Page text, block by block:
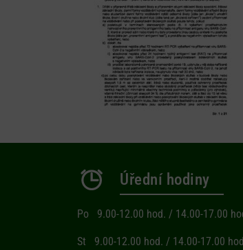
Úřední hodiny
Po 9.00-12.00 hod. / 14.00-17.00
St 9.00-12.00 hod. / 14.00-17.00